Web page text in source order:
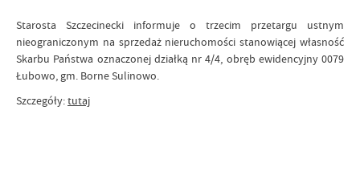
Starosta Szczecinecki informuje o trzecim przetargu ustnym
nieograniczonym na sprzedaż nieruchomości stanowiącej własność
Skarbu Państwa oznaczonej działką nr 4/4, obręb ewidencyjny 0079
Łubowo, gm. Borne Sulinowo.
Szczegóły:tutaj